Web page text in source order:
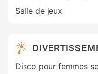
Salle de jeux
Disco pour femmes